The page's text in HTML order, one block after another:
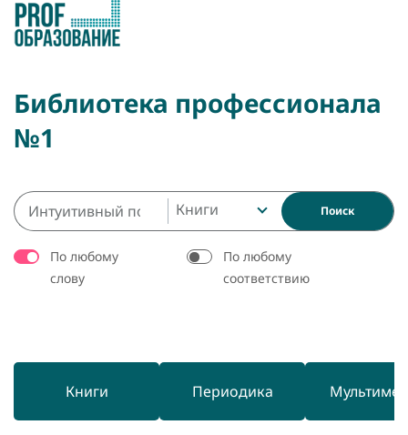
Библиотека профессионала
№1
Книги Поиск
По любому
слову
По любому
соответствию
Книги Периодика